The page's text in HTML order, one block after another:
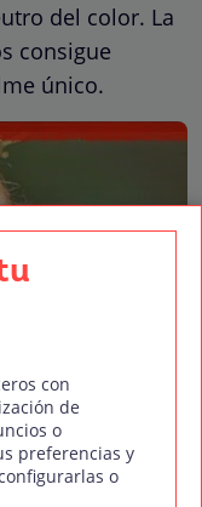
del color. La
consigue
único.
con
de
o
preferencias y
o